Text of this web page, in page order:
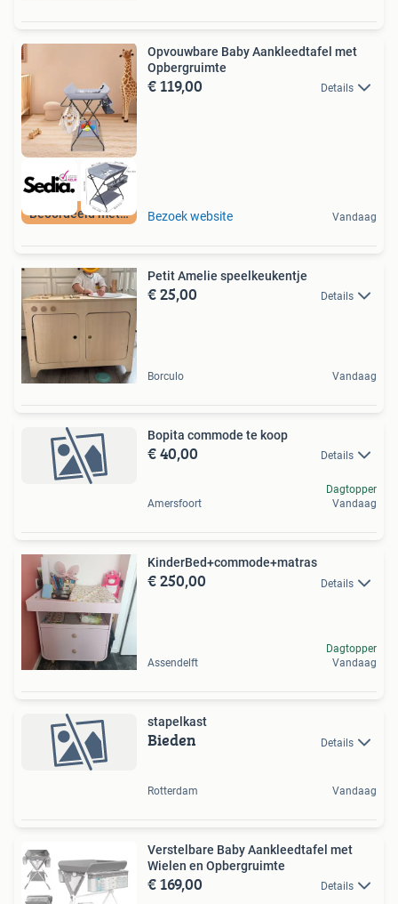
Beoordeeld met 9+
Opvouwbare Baby Aankleedtafel met
Opbergruimte
€ 119,00 Details
Bezoek website Vandaag
Petit Amelie speelkeukentje
€ 25,00 Details
Borculo Vandaag
Bopita commode te koop
€ 40,00 Details
Amersfoort
Dagtopper
Vandaag
KinderBed+commode+matras
€ 250,00 Details
Assendelft
Dagtopper
Vandaag
stapelkast
Bieden Details
Rotterdam Vandaag
Verstelbare Baby Aankleedtafel met
Wielen en Opbergruimte
€ 169,00 Details